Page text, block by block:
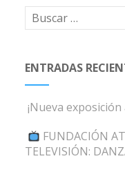
ENTRADAS
¡Nueva exposición
FUNDACIÓN
TELEVISIÓN: